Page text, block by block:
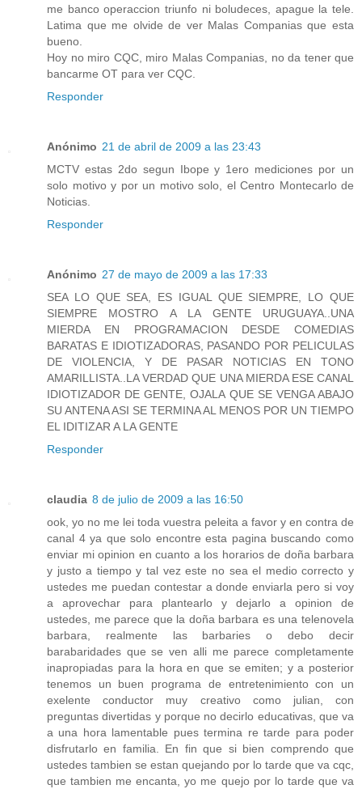
me banco operaccion triunfo ni boludeces, apague la tele.
Latima que me olvide de ver Malas Companias que esta
bueno.
Hoy no miro CQC, miro Malas Companias, no da tener que
bancarme OT para ver CQC.
Responder
Anónimo 21 de abril de 2009 a las 23:43
MCTV estas 2do segun Ibope y 1ero mediciones por un
solo motivo y por un motivo solo, el Centro Montecarlo de
Noticias.
Responder
Anónimo 27 de mayo de 2009 a las 17:33
SEA LO QUE SEA, ES IGUAL QUE SIEMPRE, LO QUE
SIEMPRE MOSTRO A LA GENTE URUGUAYA..UNA
MIERDA EN PROGRAMACION DESDE COMEDIAS
BARATAS E IDIOTIZADORAS, PASANDO POR PELICULAS
DE VIOLENCIA, Y DE PASAR NOTICIAS EN TONO
AMARILLISTA..LA VERDAD QUE UNA MIERDA ESE CANAL
IDIOTIZADOR DE GENTE, OJALA QUE SE VENGA ABAJO
SU ANTENA ASI SE TERMINA AL MENOS POR UN TIEMPO
EL IDITIZAR A LA GENTE
Responder
claudia 8 de julio de 2009 a las 16:50
ook, yo no me lei toda vuestra peleita a favor y en contra de
canal 4 ya que solo encontre esta pagina buscando como
enviar mi opinion en cuanto a los horarios de doña barbara
y justo a tiempo y tal vez este no sea el medio correcto y
ustedes me puedan contestar a donde enviarla pero si voy
a aprovechar para plantearlo y dejarlo a opinion de
ustedes, me parece que la doña barbara es una telenovela
barbara, realmente las barbaries o debo decir
barabaridades que se ven alli me parece completamente
inapropiadas para la hora en que se emiten; y a posterior
tenemos un buen programa de entretenimiento con un
exelente conductor muy creativo como julian, con
preguntas divertidas y porque no decirlo educativas, que va
a una hora lamentable pues termina re tarde para poder
disfrutarlo en familia. En fin que si bien comprendo que
ustedes tambien se estan quejando por lo tarde que va cqc,
que tambien me encanta, yo me quejo por lo tarde que va